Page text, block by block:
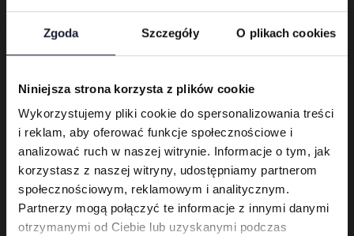
Zgoda Szczegóły O plikach cookies
Niniejsza strona korzysta z plików cookie
Wykorzystujemy pliki cookie do spersonalizowania treści
i reklam, aby oferować funkcje społecznościowe i
analizować ruch w naszej witrynie. Informacje o tym, jak
korzystasz z naszej witryny, udostępniamy partnerom
społecznościowym, reklamowym i analitycznym.
Partnerzy mogą połączyć te informacje z innymi danymi
otrzymanymi od Ciebie lub uzyskanymi podczas
Karnet 3-dniowy
Buy ticket